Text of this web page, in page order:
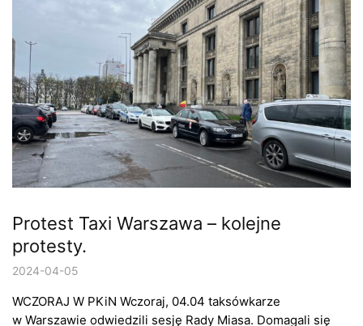
Protest Taxi Warszawa – kolejne
protesty.
2024-04-05
WCZORAJ W PKiN Wczoraj, 04.04 taksówkarze
w Warszawie odwiedzili sesję Rady Miasa. Domagali się